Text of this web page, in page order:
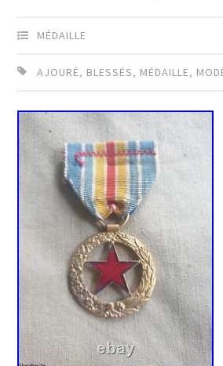
MÉDAILLE
AJOURÉ, BLESSÉS, MÉDAILLE,